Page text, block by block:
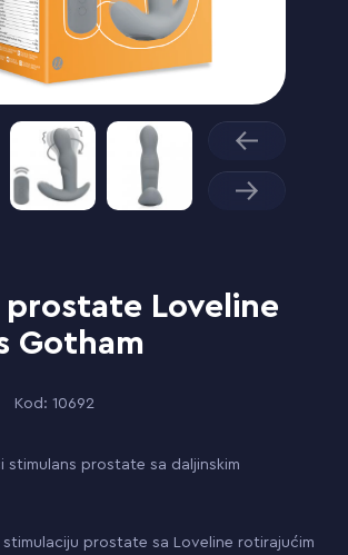
prostate Loveline
Gotham
Kod: 10692
stimulans prostate sa daljinskim
prostate sa Loveline rotirajućim